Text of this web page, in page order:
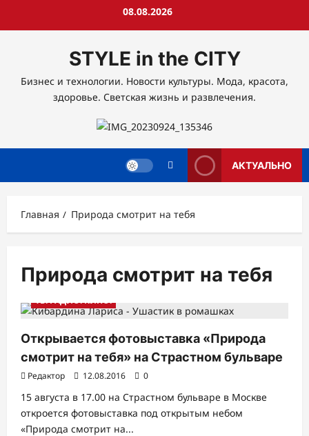
08.08.2026
STYLE in the CITY
Бизнес и технологии. Новости культуры. Мода, красота,
здоровье. Светская жизнь и развлечения.
АКТУАЛЬНО
Главная Природа смотрит на тебя
Природа смотрит на тебя
АФИША ДОСУГ
НОВОСТИ АНОНСЫ
ТВ. РАДИО. КИНО.
Открывается фотовыставка «Природа
смотрит на тебя» на Страстном бульваре
Редактор 12.08.2016 0
15 августа в 17.00 на Страстном бульваре в Москве
откроется фотовыставка под открытым небом
«Природа смотрит на...